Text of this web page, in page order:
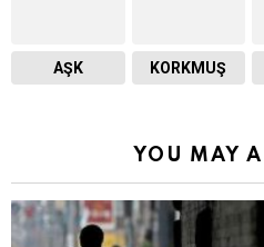
AŞK KORKMUŞ
YOU MAY